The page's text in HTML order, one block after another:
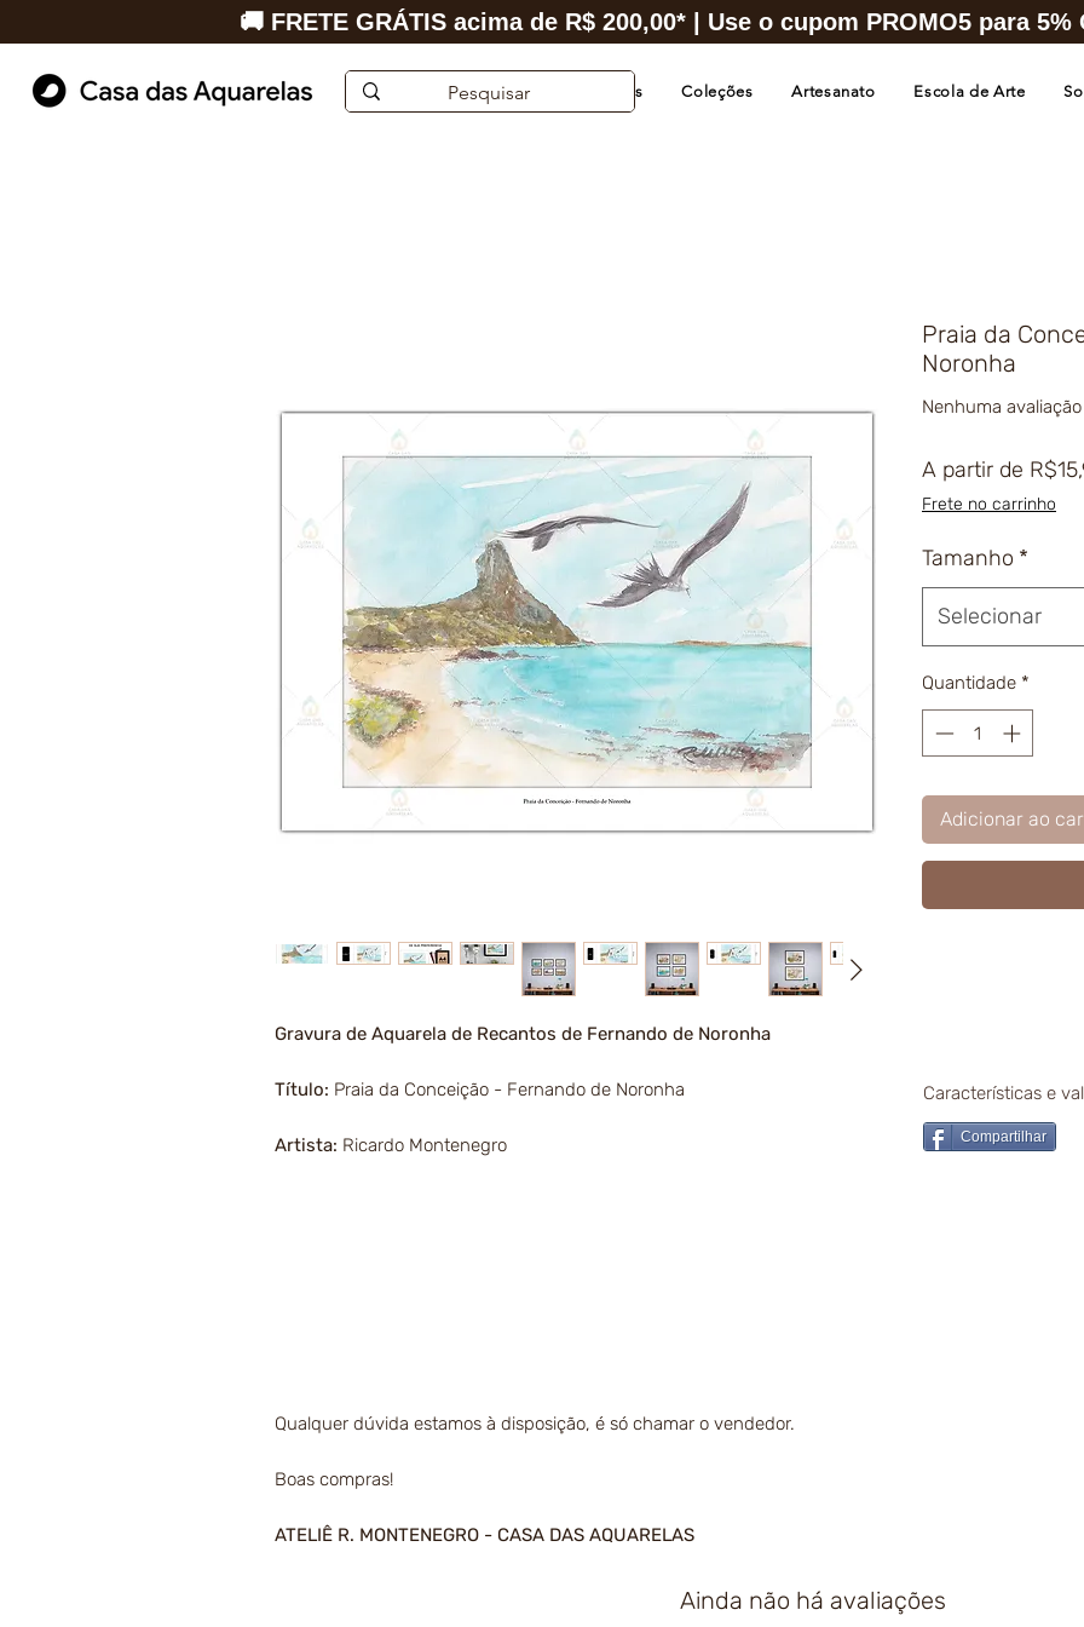
Aquarelas de Cidades Coleções Artesanato Escola de Arte
🚚 FRETE GRÁTIS acima de R$ 200,00* | Use o cupom PROMO5 para
Gravura de Aquarela de Recantos de Fernando de Noronha
Título: Praia da Conceição - Fernando de Noronha
Artista: Ricardo Montenegro
Qualquer dúvida estamos à disposição, é só chamar o vendedor.
Boas compras!
ATELIÊ R. MONTENEGRO - CASA DAS AQUARELAS
Praia da
Noronha
Nenhuma avaliação
A partir de
Frete no carrinho
Tamanho *
Selecionar
Quantidade *
Adicionar ao
Ainda não há avaliações
Características e
Compartilhar